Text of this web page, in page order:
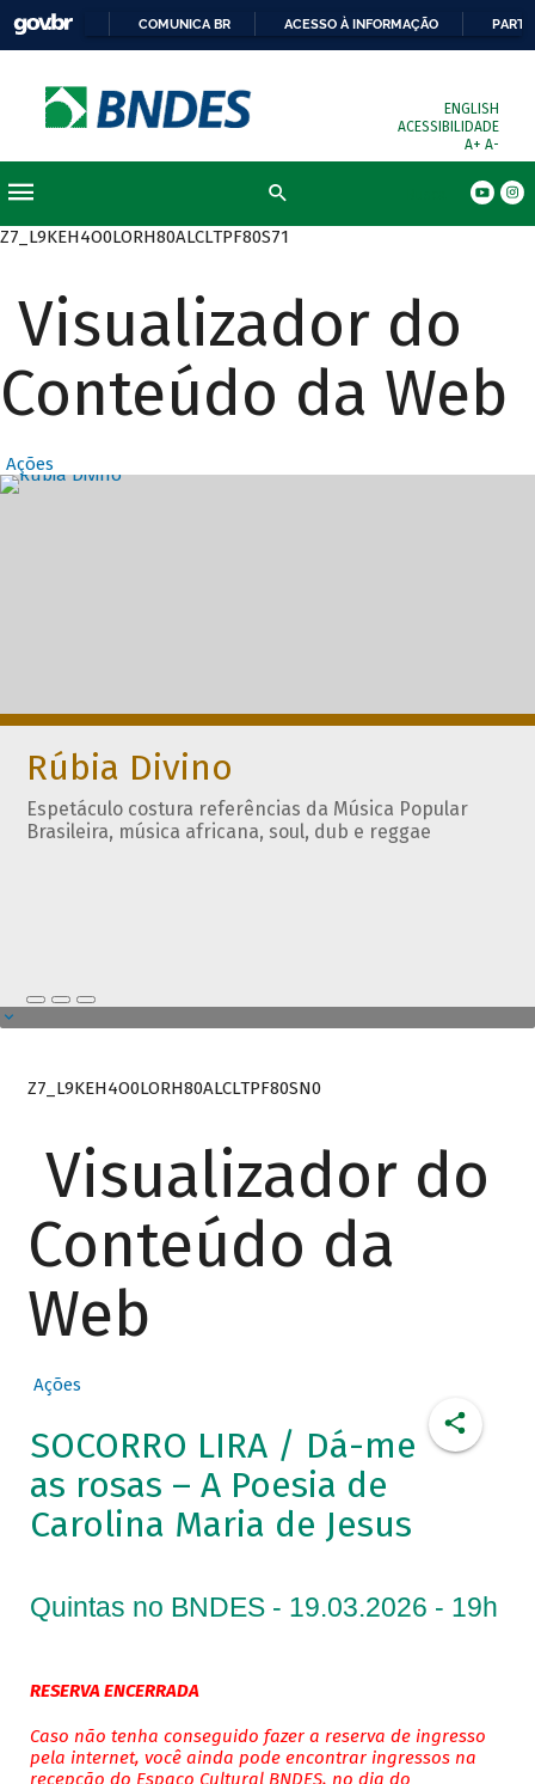
COMUNICA BR ACESSO À INFORMAÇÃO
ENGLISH
ACESSIBILIDADE
A+ A-
Z7_L9KEH4O0LORH80ALCLTPF80S71
Visualizador do
Conteúdo da Web
Ações
Destaques
Rúbia Divino
Espetáculo costura referências da Música Popular
Brasileira, música africana, soul, dub e reggae
Z7_L9KEH4O0LORH80ALCLTPF80SN0
Visualizador do
Conteúdo da
Web
Ações
SOCORRO LIRA / Dá-me
as rosas – A Poesia de
Carolina Maria de Jesus
Quintas no BNDES - 19.03.2026 - 19h
RESERVA ENCERRADA
Caso não tenha conseguido fazer a reserva de ingresso
pela internet, você ainda pode encontrar ingressos na